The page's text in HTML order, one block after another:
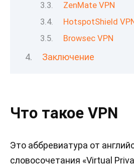
ZenMate VPN
HotspotShield
Browsec VPN
Заключение
Что такое VPN
Это аббревиатура от
словосочетания «Virtual